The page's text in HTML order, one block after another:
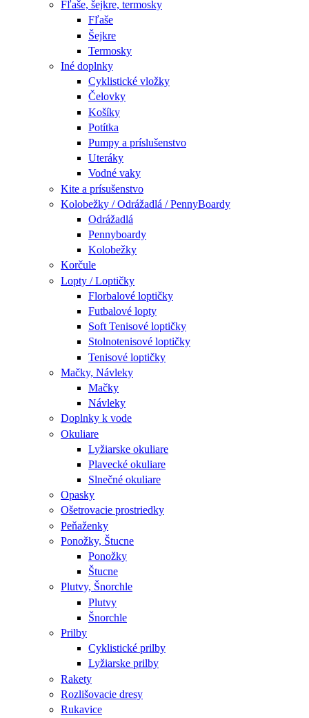
Fľaše, šejkre, termosky
Fľaše
Šejkre
Termosky
Iné doplnky
Cyklistické vložky
Čelovky
Košíky
Potítka
Pumpy a príslušenstvo
Uteráky
Vodné vaky
Kite a prísušenstvo
Kolobežky / Odrážadlá / PennyBoardy
Odrážadlá
Pennyboardy
Kolobežky
Korčule
Lopty / Loptičky
Florbalové loptičky
Futbalové lopty
Soft Tenisové loptičky
Stolnotenisové loptičky
Tenisové loptičky
Mačky, Návleky
Mačky
Návleky
Doplnky k vode
Okuliare
Lyžiarske okuliare
Plavecké okuliare
Slnečné okuliare
Opasky
Ošetrovacie prostriedky
Peňaženky
Ponožky, Štucne
Ponožky
Štucne
Plutvy, Šnorchle
Plutvy
Šnorchle
Prilby
Cyklistické prilby
Lyžiarske prilby
Rakety
Rozlišovacie dresy
Rukavice